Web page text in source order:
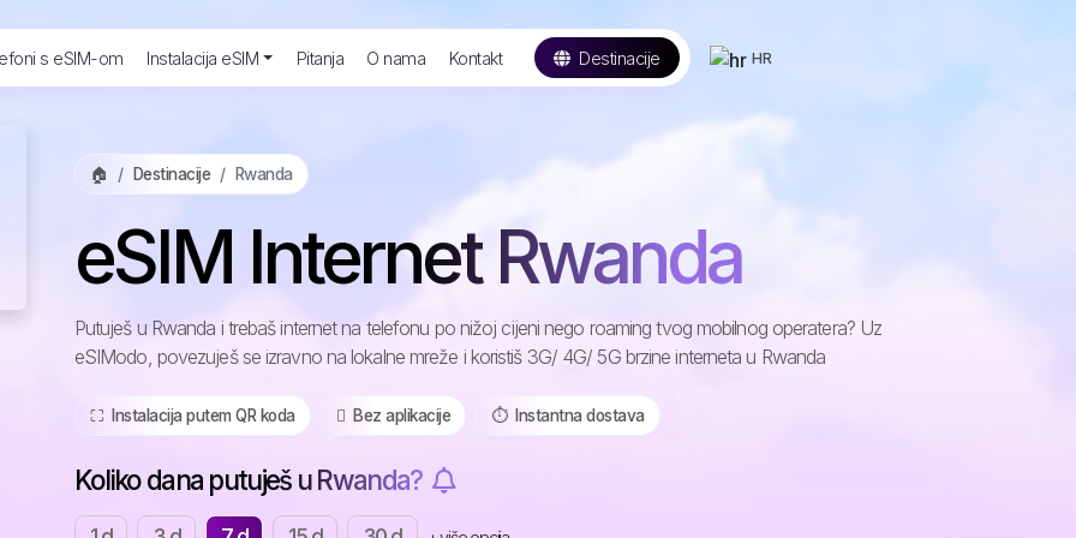
s eSIM-om Instalacija eSIM Pitanja O nama Kontakt Destinacije HR
🏠 Destinacije Rwanda
eSIM Internet Rwanda
Putuješ u Rwanda i trebaš internet na telefonu po nižoj cijeni nego roaming tvog mobilnog operatera? Uz
eSIModo, povezuješ se izravno na lokalne mreže i koristiš 3G/ 4G/ 5G brzine interneta u Rwanda
⛶️️ Instalacija putem QR koda ️ Bez aplikacije ⏱️️ Instantna dostava
Koliko dana putuješ u Rwanda?